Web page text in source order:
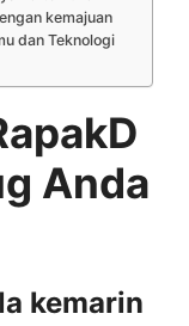
kemajuan
dan Teknologi
Anda
kemarin